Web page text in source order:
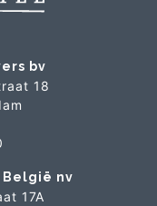
bv
18
nv
17A